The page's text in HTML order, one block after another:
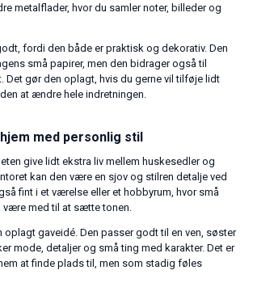
metalflader, hvor du samler noter, billeder og
fordi den både er praktisk og dekorativ. Den
små papirer, men den bidrager også til
Det gør den oplagt, hvis du gerne vil tilføje lidt
at ændre hele indretningen.
med personlig stil
give lidt ekstra liv mellem huskesedler og
kan den være en sjov og stilren detalje ved
fint i et værelse eller et hobbyrum, hvor små
med til at sætte tonen.
oplagt gaveidé. Den passer godt til en ven, søster
mode, detaljer og små ting med karakter. Det er
at finde plads til, men som stadig føles